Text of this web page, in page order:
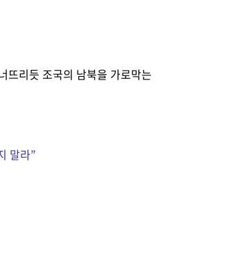
뜨리듯 조국의 남북을 가로막는
말라”